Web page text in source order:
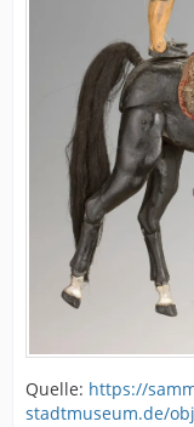
Quelle: https://
stadtmuseum.de/